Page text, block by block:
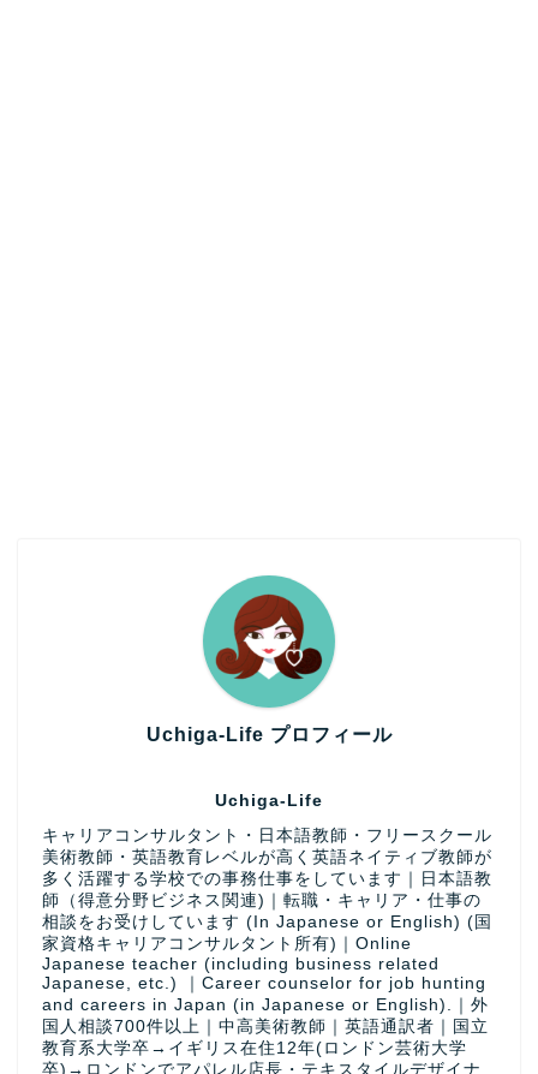
Uchiga-Life プロフィール
Uchiga-Life
キャリアコンサルタント・日本語教師・フリースクール
美術教師・英語教育レベルが高く英語ネイティブ教師が
多く活躍する学校での事務仕事をしています｜日本語教
師（得意分野ビジネス関連)｜転職・キャリア・仕事の
相談をお受けしています (In Japanese or English) (国
家資格キャリアコンサルタント所有)｜Online
Japanese teacher (including business related
Japanese, etc.) ｜Career counselor for job hunting
and careers in Japan (in Japanese or English).｜外
国人相談700件以上｜中高美術教師｜英語通訳者｜国立
教育系大学卒→イギリス在住12年(ロンドン芸術大学
卒)→ロンドンでアパレル店長・テキスタイルデザイナ